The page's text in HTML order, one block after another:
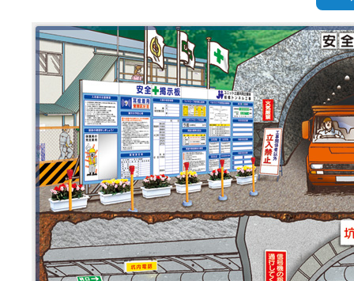
お知らせ
商品在庫照会
利用規約
プラバシーポリシー